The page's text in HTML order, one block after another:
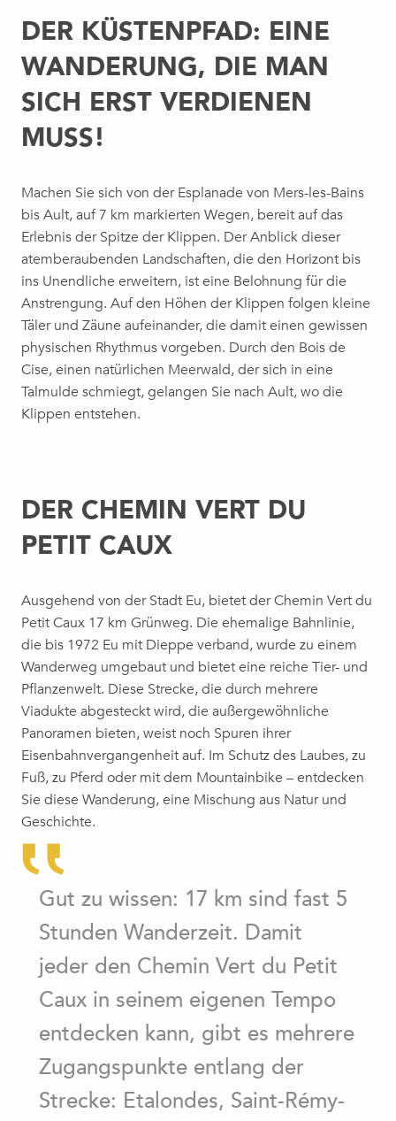
DER KÜSTENPFAD: EINE
WANDERUNG, DIE MAN
SICH ERST VERDIENEN
MUSS!
Machen Sie sich von der Esplanade von Mers-les-Bains
bis Ault, auf 7 km markierten Wegen, bereit auf das
Erlebnis der Spitze der Klippen. Der Anblick dieser
atemberaubenden Landschaften, die den Horizont bis
ins Unendliche erweitern, ist eine Belohnung für die
Anstrengung. Auf den Höhen der Klippen folgen kleine
Täler und Zäune aufeinander, die damit einen gewissen
physischen Rhythmus vorgeben. Durch den Bois de
Cise, einen natürlichen Meerwald, der sich in eine
Talmulde schmiegt, gelangen Sie nach Ault, wo die
Klippen entstehen.
DER CHEMIN VERT DU
PETIT CAUX
Ausgehend von der Stadt Eu, bietet der Chemin Vert du
Petit Caux 17 km Grünweg. Die ehemalige Bahnlinie,
die bis 1972 Eu mit Dieppe verband, wurde zu einem
Wanderweg umgebaut und bietet eine reiche Tier- und
Pflanzenwelt. Diese Strecke, die durch mehrere
Viadukte abgesteckt wird, die außergewöhnliche
Panoramen bieten, weist noch Spuren ihrer
Eisenbahnvergangenheit auf. Im Schutz des Laubes, zu
Fuß, zu Pferd oder mit dem Mountainbike – entdecken
Sie diese Wanderung, eine Mischung aus Natur und
Geschichte.
Gut zu wissen: 17 km sind fast 5
Stunden Wanderzeit. Damit
jeder den Chemin Vert du Petit
Caux in seinem eigenen Tempo
entdecken kann, gibt es mehrere
Zugangspunkte entlang der
Strecke: Etalondes, Saint-Rémy-